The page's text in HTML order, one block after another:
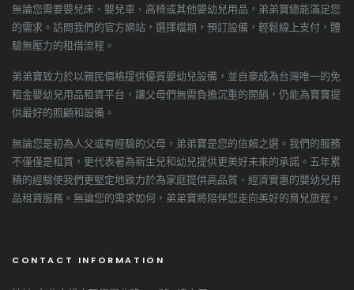
無論您需要嬰兒床、嬰兒車、高椅或其他嬰幼兒用品，弟弟寶總能滿足您
的需求。訪問我們的官方網站，選擇檔期，預訂設備，輕鬆線上支付，體
驗無壓力的租借流程。
弟弟寶致力於以親民價格提供優質嬰幼兒設備，並自豪成為台灣唯一的免
租金嬰幼兒用品租賃平台，讓父母們無需負擔沉重的開銷，仍能為寶寶提
供最好的照顧和設備。
無論您是初為人父或有經驗的父母，弟弟寶是您的信賴之選。我們的服務
不僅僅是租賃，更代表著為新生兒和幼兒提供更美好未來的承諾。五年累
積的經驗使我們更堅定地致力於為家庭提供高品質、經濟實惠的嬰幼兒用
品租賃服務。無論您的需求如何，弟弟寶將陪伴您走向美好的育兒旅程。
CONTACT INFORMATION